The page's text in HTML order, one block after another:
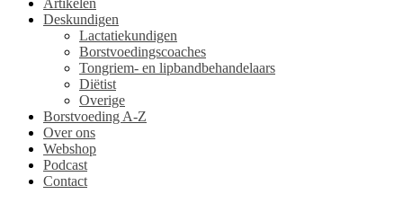
Artikelen
Deskundigen
Lactatiekundigen
Borstvoedingscoaches
Tongriem- en lipbandbehandelaars
Diëtist
Overige
Borstvoeding A-Z
Over ons
Webshop
Podcast
Contact